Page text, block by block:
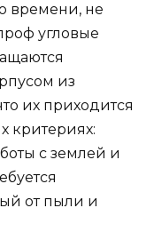
времени, не
угловые
из
их приходится
критериях:
c землей и
от пыли и